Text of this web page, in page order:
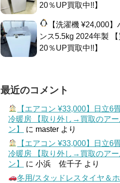
20％UP買取中!!】
【洗濯機 ¥24,000】
ンス5.5kg 2024年製 【
20％UP買取中!!】
最近のコメント
【エアコン ¥33,000】日立6
冷暖房 【取り外し→買取のアー
ン】
に master より
【エアコン ¥33,000】日立6
冷暖房 【取り外し→買取のアー
ン】
に 小浜 佐千子 より
冬用/スタッドレスタイヤ＆